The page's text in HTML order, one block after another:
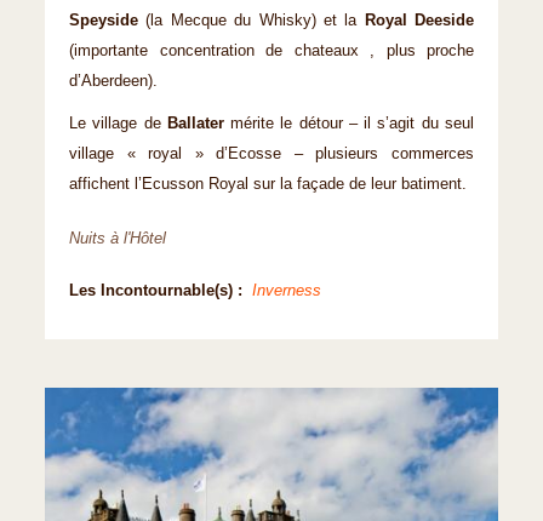
Speyside (la Mecque du Whisky) et la Royal Deeside
(importante concentration de chateaux , plus proche
d’Aberdeen).
Le village de Ballatermérite le détour – il s’agit du seul
village « royal » d’Ecosse – plusieurs commerces
affichent l’Ecusson Royal sur la façade de leur batiment.
Nuits à l'Hôtel
Les Incontournable(s) : Inverness